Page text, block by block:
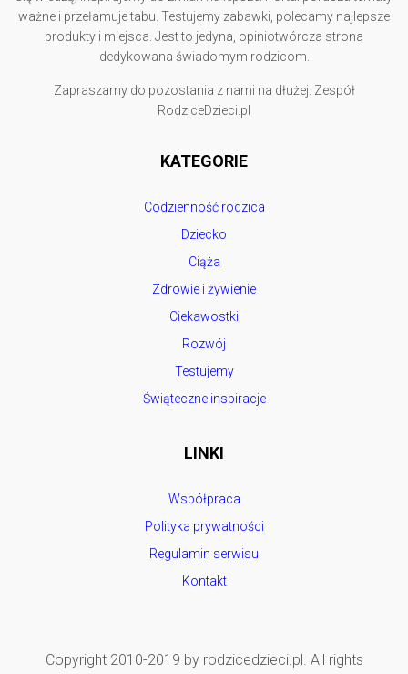
ważne i przełamuje tabu. Testujemy zabawki, polecamy najlepsze
produkty i miejsca. Jest to jedyna, opiniotwórcza strona
dedykowana świadomym rodzicom.
Zapraszamy do pozostania z nami na dłużej. Zespół
RodziceDzieci.pl
KATEGORIE
Codzienność rodzica
Dziecko
Ciąża
Zdrowie i żywienie
Ciekawostki
Rozwój
Testujemy
Świąteczne inspiracje
LINKI
Współpraca
Polityka prywatności
Regulamin serwisu
Kontakt
Copyright 2010-2019 by rodzicedzieci.pl. All rights